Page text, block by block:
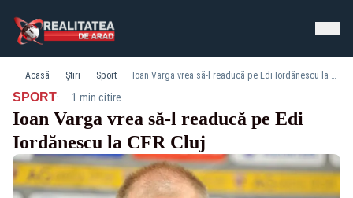
Acasă Știri Sport Ioan Varga vrea să-l readucă pe Edi Iordănescu la CFR Cluj
SPORT· 1 min citire
Ioan Varga vrea să-l readucă pe Edi
Iordănescu la CFR Cluj